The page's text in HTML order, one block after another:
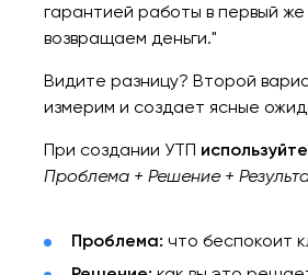
гарантией работы в первый же
возвращаем деньги."
Видите разницу? Второй
измерим и создает ясные
При создании УТП
Проблема + Решение +
Проблема: что беспокоит